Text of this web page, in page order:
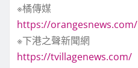
※橘傳媒
https://orangesnews.com/
※下港之聲新聞網
https://tvillagenews.com/